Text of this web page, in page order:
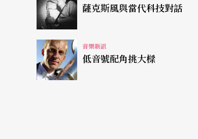
薩克斯風與當代科技對話
音樂新訊
低音號配角挑大樑